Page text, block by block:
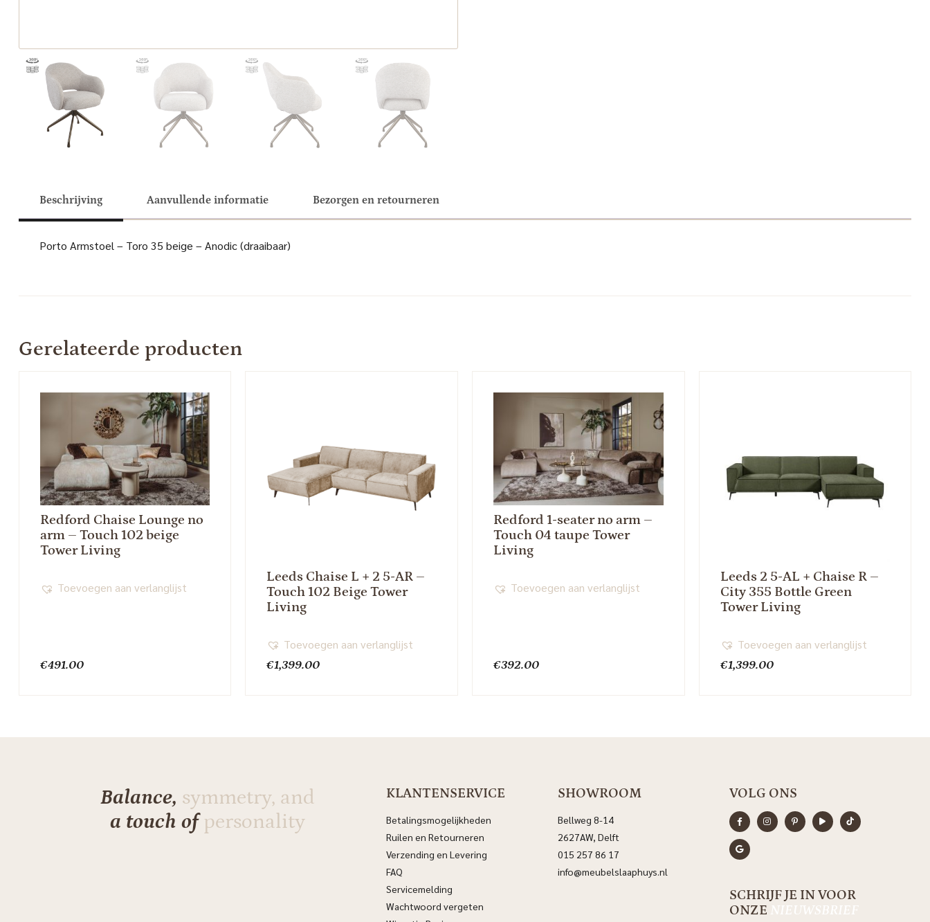
Beschrijving Aanvullende informatie Bezorgen en retourneren
Porto Armstoel – Toro 35 beige – Anodic (draaibaar)
Gerelateerde producten
Redford Chaise Lounge no
arm – Touch 102 beige
Tower Living
€491.00
Toevoegen aan verlanglijst
Leeds Chaise L + 2 5-AR –
Touch 102 Beige Tower
Living
€1,399.00
Toevoegen aan verlanglijst
Redford 1-seater no arm –
Touch 04 taupe Tower
Living
€392.00
Toevoegen aan verlanglijst
Leeds 2 5-AL + Chaise R –
City 355 Bottle Green
Tower Living
€1,399.00
Toevoegen aan verlanglijst
Balance, symmetry, and
a touch ofpersonality
KLANTENSERVICE
Betalingsmogelijkheden
Ruilen en Retourneren
Verzending en Levering
FAQ
Servicemelding
Wachtwoord vergeten
SHOWROOM
Bellweg 8-14
2627AW, Delft
015 257 86 17
info@meubelslaaphuys.nl
VOLG ONS
SCHRIJF JE IN VOOR
ONZE NIEUWSBRIEF